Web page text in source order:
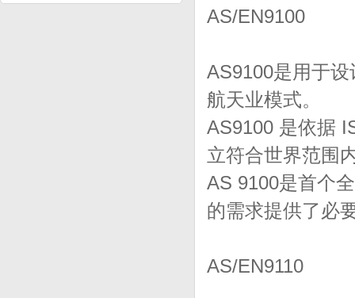
AS/EN9100
AS9100是用于
航天业模式。
AS9100 是依据
立符合世界范围
AS 9100是首个
的需求提供了必
AS/EN9110